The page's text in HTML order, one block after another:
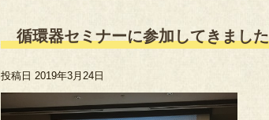
循環器セミナーに参加してきました
投稿日 2019年3月24日